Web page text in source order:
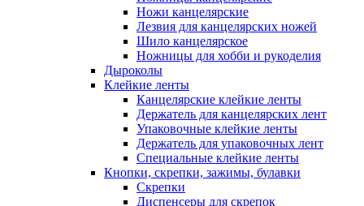
Ножи канцелярские
Лезвия для канцелярских ножей
Шило канцелярское
Ножницы для хобби и рукоделия
Дыроколы
Клейкие ленты
Канцелярские клейкие ленты
Держатель для канцелярских лент
Упаковочные клейкие ленты
Держатель для упаковочных лент
Специальные клейкие ленты
Кнопки, скрепки, зажимы, булавки
Скрепки
Диспенсеры для скрепок